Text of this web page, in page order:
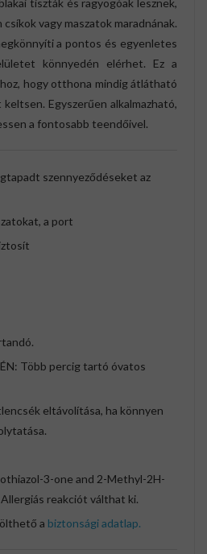
tiszták és ragyogóak lesznek,
vagy maszatok maradnának.
a pontos és egyenletes
könnyedén elérhet. Ez a
hogy otthona mindig átlátható
Egyszerűen alkalmazható,
a fontosabb teendőivel.
szennyeződéseket az
a port
Több percig tartó óvatos
eltávolítása, ha könnyen
3-one and 2-Methyl-2H-
reakciót válthat ki.
a biztonsági adatlap.